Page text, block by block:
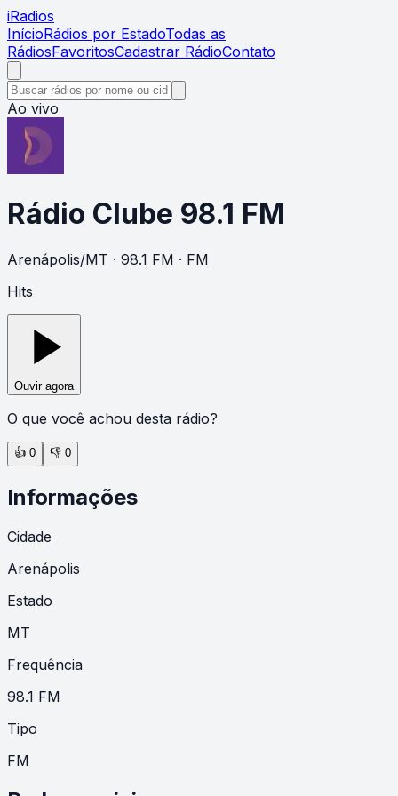
iRadios
InícioRádios por EstadoTodas as
RádiosFavoritosCadastrar RádioContato
Ao vivo
Rádio Clube 98.1 FM
Arenápolis/MT · 98.1 FM · FM
Hits
Ouvir agora
O que você achou desta rádio?
👍 0 👎 0
Informações
Cidade
Arenápolis
Estado
MT
Frequência
98.1 FM
Tipo
FM